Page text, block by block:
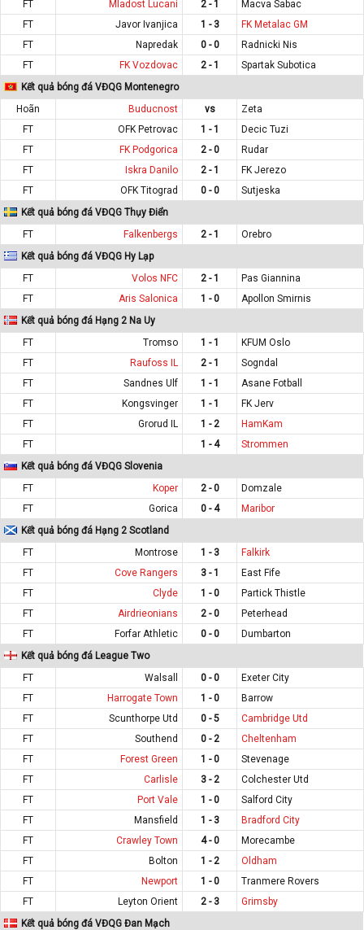
FT Mladost Lucani 2 - 1
Macva Sabac
FT
Javor Ivanjica 1 - 3
FK Metalac GM
FT
Napredak 0 - 0
Radnicki Nis
FT
FK Vozdovac 2 - 1
Spartak Subotica
Kết quả bóng đá VĐQG Montenegro
Hoãn
Buducnost vs
Zeta
FT
OFK Petrovac 1 - 1
Decic Tuzi
FT
FK Podgorica 2 - 0
Rudar
FT
Iskra Danilo 2 - 1
FK Jerezo
FT
OFK Titograd 0 - 0
Sutjeska
Kết quả bóng đá VĐQG Thụy Điển
FT
Falkenbergs 2 - 1
Orebro
Kết quả bóng đá VĐQG Hy Lạp
FT
Volos NFC 2 - 1
Pas Giannina
FT
Aris Salonica 1 - 0
Apollon Smirnis
Kết quả bóng đá Hạng 2 Na Uy
FT
Tromso 1 - 1
KFUM Oslo
FT
Raufoss IL 2 - 1
Sogndal
FT
Sandnes Ulf 1 - 1
Asane Fotball
FT
Kongsvinger 1 - 1
FK Jerv
FT
Grorud IL 1 - 2
HamKam
FT
1 - 4
Strommen
Kết quả bóng đá VĐQG Slovenia
FT
Koper 2 - 0
Domzale
FT
Gorica 0 - 4
Maribor
Kết quả bóng đá Hạng 2 Scotland
FT
Montrose 1 - 3
Falkirk
FT
Cove Rangers 3 - 1
East Fife
FT
Clyde 1 - 0
Partick Thistle
FT
Airdrieonians 2 - 0
Peterhead
FT
Forfar Athletic 0 - 0
Dumbarton
Kết quả bóng đá League Two
FT
Walsall 0 - 0
Exeter City
FT
Harrogate Town 1 - 0
Barrow
FT
Scunthorpe Utd 0 - 5
Cambridge Utd
FT
Southend 0 - 2
Cheltenham
FT
Forest Green 1 - 0
Stevenage
FT
Carlisle 3 - 2
Colchester Utd
FT
Port Vale 1 - 0
Salford City
FT
Mansfield 1 - 3
Bradford City
FT
Crawley Town 4 - 0
Morecambe
FT
Bolton 1 - 2
Oldham
FT
Newport 1 - 0
Tranmere Rovers
FT
Leyton Orient 2 - 3
Grimsby
Kết quả bóng đá VĐQG Đan Mạch